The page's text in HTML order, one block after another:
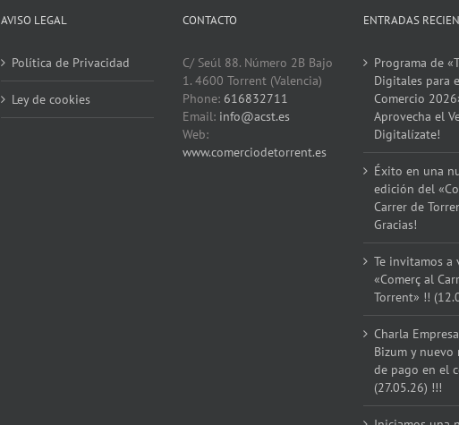
AVISO LEGAL
Política de Privacidad
Ley de cookies
CONTACTO
C/ Seúl 88. Número 2B Bajo
1. 4600 Torrent (Valencia)
Phone: 616832711
Email: info@acst.es
Web:
www.comerciodetorrent.es
ENTRADAS
Programa de
Digitales para
Comercio
Aprovecha el
Digitalízate!
Éxito en una
edición del
Carrer de
Gracias!
Te invitamos a
«Comerç al
Torrent» !!
Charla
Bizum y nuevo
de pago en el
(27.05.26) !!!